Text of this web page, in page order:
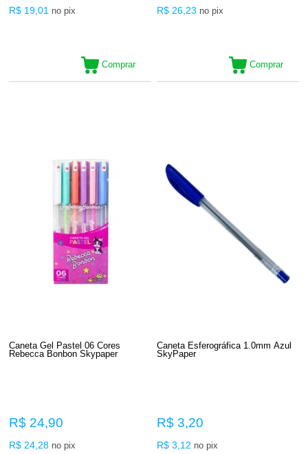
R$ 19,01 no pix
Comprar
R$ 26,23 no pix
Comprar
Caneta Gel Pastel 06 Cores
Rebecca Bonbon Skypaper
R$ 24,90
R$ 24,28 no pix
Caneta Esferográfica 1.0mm Azul
SkyPaper
R$ 3,20
R$ 3,12 no pix